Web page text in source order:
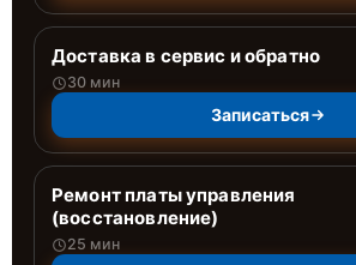
Доставка в сервис и обратно
30 мин
Записаться
Ремонт платы управления
(восстановление)
25 мин